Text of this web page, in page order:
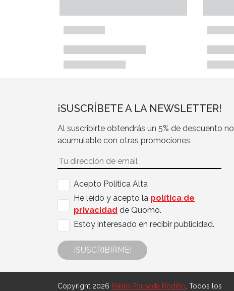
¡SUSCRÍBETE A LA NEWSLETTER!
Al suscribirte obtendrás un 5% de descuento no
acumulable con otras promociones
Acepto Politica Alta
He leído y acepto la política de
privacidad de Quomo.
Estoy interesado en recibir publicidad.
¡SUSCRIBIRME!
Copyright 2026 Pablo Pousada Rodiño . Todos los